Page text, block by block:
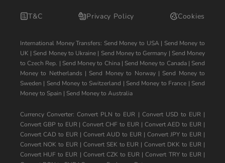
T&C Privacy Policy Cookies
International Money Transfers: Send Money to USA| Send Money to
UK | Send Money to Ukraine | Send Money to Germany | Send Money
to Czech Rep. | Send Money to China| Send Money to Canada| Send
Money to Netherlands | Send Money to Norway| Send Money to
Sweden | Send Money to Switzerland | Send Money to France | Send
Money to Spain | Send Money to Australia
Currency Converter:Convert PLN to EUR | Convert USD to EUR|
Convert GBP to EUR|Convert CHF to EUR| Convert AED to EUR |
Convert CAD to EUR | Convert AUD to EUR | Convert JPY to EUR |
Convert NOK to EUR| Convert SEK to EUR |Convert DKK to EUR |
Convert HUF to EUR | Convert CZK to EUR |Convert TRY to EUR|